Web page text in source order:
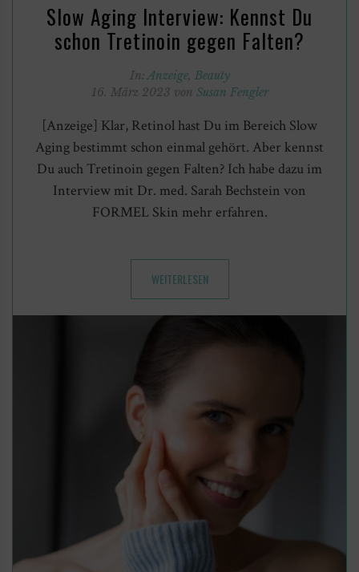
Slow Aging Interview: Kennst Du
schon Tretinoin gegen Falten?
In:Anzeige, Beauty
16. März 2023 von Susan Fengler
[Anzeige] Klar, Retinol hast Du im Bereich Slow
Aging bestimmt schon einmal gehört. Aber kennst
Du auch Tretinoin gegen Falten? Ich habe dazu im
Interview mit Dr. med. Sarah Bechstein von
FORMEL Skin mehr erfahren.
WEITERLESEN